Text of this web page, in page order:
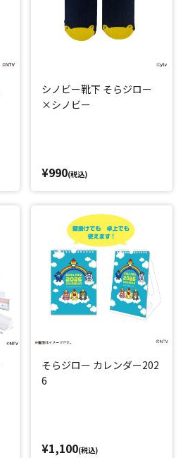
シノビー靴下 そらジロー
×シノビー
¥990(税込)
そらジロー カレンダー202
6
¥1,100(税込)